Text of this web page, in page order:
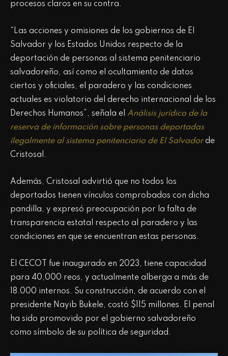
procesos claros en su contra.
“Las acciones y omisiones de los gobiernos de El
Salvador y los Estados Unidos respecto de la
deportación de personas al sistema penitenciario
salvadoreño, así como el ocultamiento de datos
ciertos y oficiales, el paradero y las condiciones
actuales es violatorio del derecho internacional de los
Derechos Humanos”, señala el Análisis jurídico de la
reserva de información sobre personas deportadas
ilegalmente al sistema penitenciario de El Salvadorde
Cristosal.
Además, Cristosal advirtió que no todos los
deportados tienen vínculos comprobados con dicha
pandilla, y expresó preocupación por la falta de
transparencia estatal respecto al paradero y las
condiciones en que se encuentran estas personas.
El CECOT fue inaugurado en 2023, tiene capacidad
para 40,000 reos, y actualmente alberga a más de
18.000 internos. Su construcción, de acuerdo con el
presidente Nayib Bukele, costó $115 millones. El penal
ha sido promovido por el gobierno salvadoreño
como símbolo de su política de seguridad.